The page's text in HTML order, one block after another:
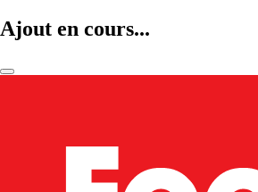
Ajout en cours...